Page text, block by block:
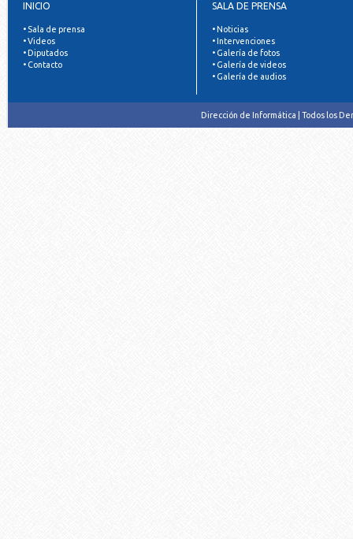
INICIO
• Sala de prensa
• Videos
• Diputados
• Contacto
SALA DE PRENSA
• Noticias
• Intervenciones
• Galería de fotos
• Galería de videos
• Galería de audios
Dirección de Informática | Todos los